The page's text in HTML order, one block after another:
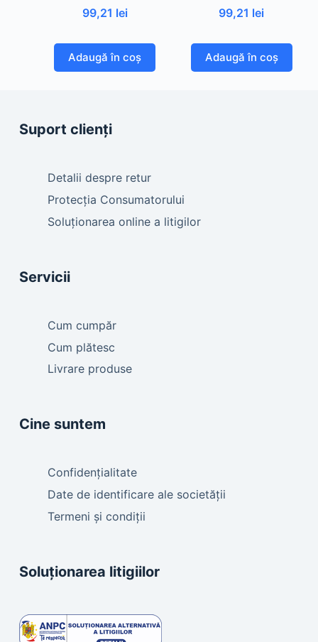
99,21 lei
Adaugă în coș
99,21 lei
Adaugă în coș
Suport clienți
Detalii despre retur
Protecția Consumatorului
Soluționarea online a litigilor
Servicii
Cum cumpăr
Cum plătesc
Livrare produse
Cine suntem
Confidențialitate
Date de identificare ale societății
Termeni și condiții
Soluționarea litigiilor